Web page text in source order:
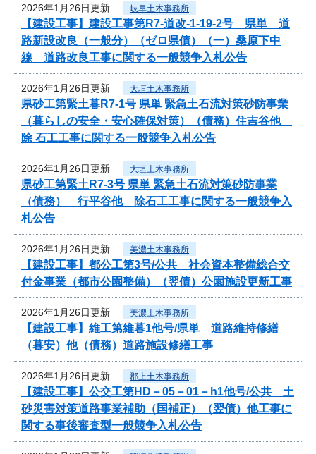
2026年1月26日更新 岐阜土木事務所
【建設工事】建設工事第R7-道改-1-19-2号 県単 道
路新設改良（一般分）（ゼロ県債）（一）桑原下中
線 道路改良工事に関する一般競争入札公告
2026年1月26日更新 大垣土木事務所
県砂工第緊土暮R7-1号 県単 緊急土石流対策砂防事業
（暮らしの安全・安心確保対策）（債務）住吉谷他
除 石工工事に関する一般競争入札公告
2026年1月26日更新 大垣土木事務所
県砂工第緊土R7-3号 県単 緊急土石流対策砂防事業
（債務） 行平谷他 除石工工事に関する一般競争入
札公告
2026年1月26日更新 美濃土木事務所
【建設工事】都公工第3号/公共 社会資本整備総合交
付金事業（都市公園整備）（翌債）公園施設更新工事
2026年1月26日更新 美濃土木事務所
【建設工事】維工第維暮1他号/県単 道路維持修繕
（暮安）他（債務）道路施設修繕工事
2026年1月26日更新 郡上土木事務所
【建設工事】公交工第HD－05－01－h1他号/公共 土
砂災害対策道路事業補助（国補正）（翌債）他工事に
関する事後審査型一般競争入札公告